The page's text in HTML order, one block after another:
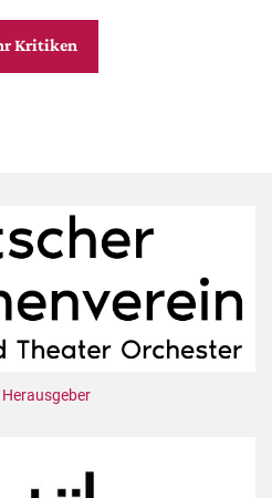
Kritiken
Herausgeber